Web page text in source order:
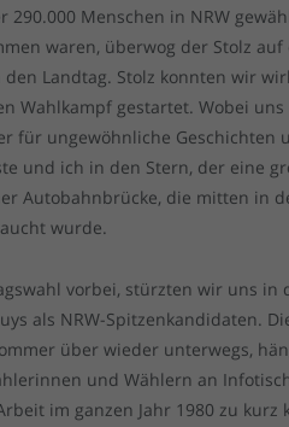
290.000 Menschen in NRW
waren, überwog der Stolz
den Landtag. Stolz konnten wir
Wahlkampf gestartet. Wobei
für ungewöhnliche Geschichten
und ich in den Stern, der eine
Autobahnbrücke, die mitten in
wurde.
vorbei, stürzten wir uns in
als NRW-Spitzenkandidaten.
über wieder unterwegs,
und Wählern an
im ganzen Jahr 1980 zu kurz